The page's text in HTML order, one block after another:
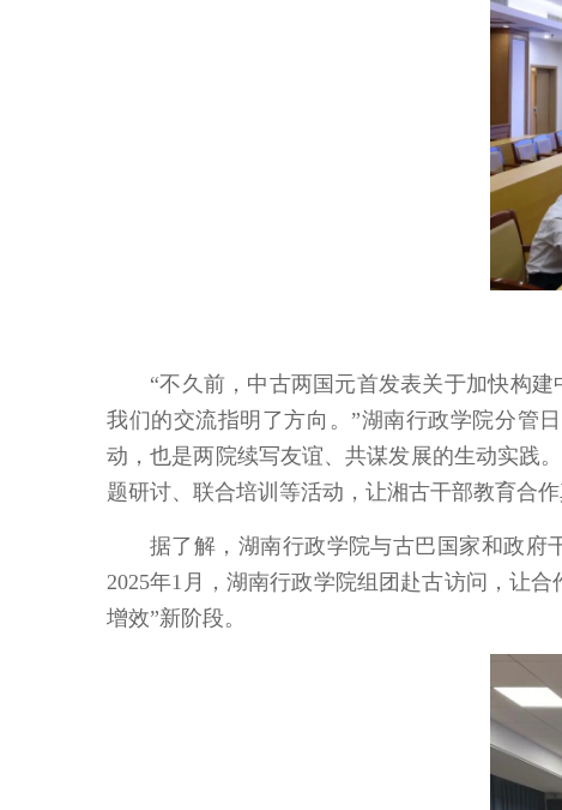
“不久前，中古两国元首发表关于加快构
我们的交流指明了方向。”湖南行政学院分管
动，也是两院续写友谊、共谋发展的生动实践
题研讨、联合培训等活动，让湘古干部教育合
据了解，湖南行政学院与古巴国家和政府
2025年1月，湖南行政学院组团赴古访问，让
增效”新阶段。